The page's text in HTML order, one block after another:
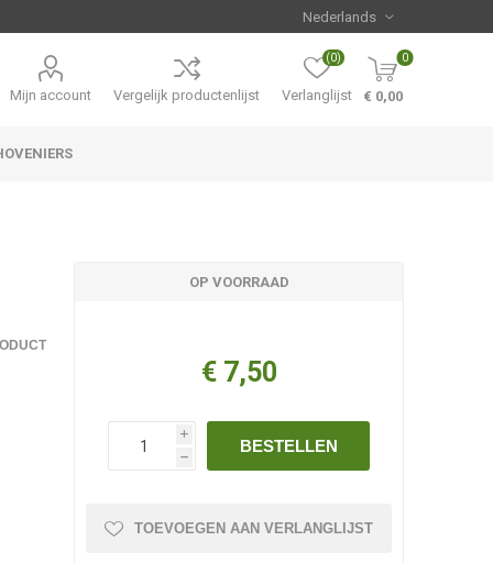
Mijn account Vergelijk productenlijst Verlanglijst
(0) 0
€ 0,00
OP VOORRAAD
€ 7,50
i
h
BESTELLEN
TOEVOEGEN AAN VERLANGLIJST